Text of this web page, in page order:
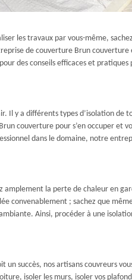
les travaux par vous-même,
de couverture Brun couverture
des conseils efficaces et pratiques
Il y a différents types d’isolation de
couverture pour s’en occuper et
dans le domaine, notre
amplement la perte de chaleur en
convenablement ; sachez que
Ainsi, procéder à une
succès, nos artisans couvreurs
isoler les murs, isoler vos